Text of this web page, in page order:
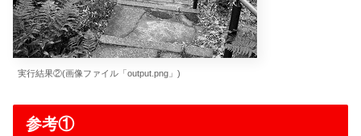
実行結果②(画像ファイル「output.png」)
参考①